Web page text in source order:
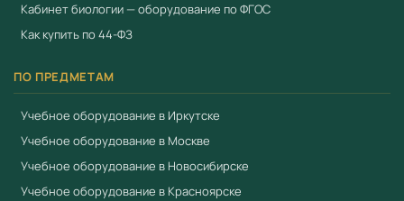
обеспечения интерактивной доски (ПО
ИД):
системы,
поддерживаемые
ПО
MacOS,Linux
Язык интерфейса
ПО
Русский
Кабинет биологии — оборудование по ФГОС
Как купить по 44-ФЗ
ПО ПРЕДМЕТАМ
Учебное оборудование в Иркутске
Учебное оборудование в Москве
Учебное оборудование в Новосибирске
Учебное оборудование в Красноярске